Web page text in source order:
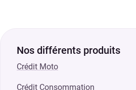
Nos différents produits
Crédit Moto
Crédit Consommation